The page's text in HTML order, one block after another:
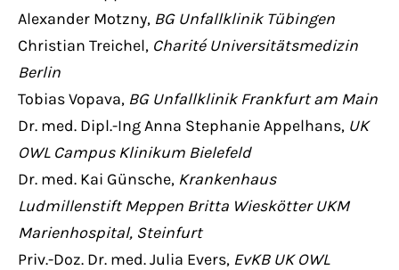
Alexander Motzny, BG Unfallklinik Tübingen
Christian Treichel, Charité Universitätsmedizin
Berlin
Tobias Vopava, BG Unfallklinik Frankfurt am Main
Dr. med. Dipl.-Ing Anna Stephanie Appelhans, UK
OWL Campus Klinikum Bielefeld
Dr. med. Kai Günsche, Krankenhaus
Ludmillenstift Meppen Britta Wieskötter UKM
Marienhospital, Steinfurt
Priv.-Doz. Dr. med. Julia Evers, EvKB UK OWL